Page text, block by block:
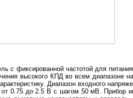
с фиксированной частотой для
высокого КПД во всем диапазоне
Диапазон входного
от 0.75 до 2.5 В с шагом 50 мВ. Прибор